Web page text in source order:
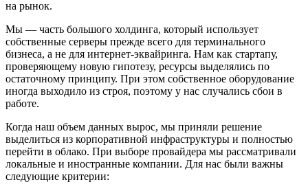
на рынок.
Мы — часть большого холдинга, который использует
собственные серверы прежде всего для терминального
бизнеса, а не для интернет-эквайринга. Нам как стартапу,
проверяющему новую гипотезу, ресурсы выделялись по
остаточному принципу. При этом собственное оборудование
иногда выходило из строя, поэтому у нас случались сбои в
работе.
Когда наш объем данных вырос, мы приняли решение
выделиться из корпоративной инфраструктуры и полностью
перейти в облако. При выборе провайдера мы рассматривали
локальные и иностранные компании. Для нас были важны
следующие критерии: